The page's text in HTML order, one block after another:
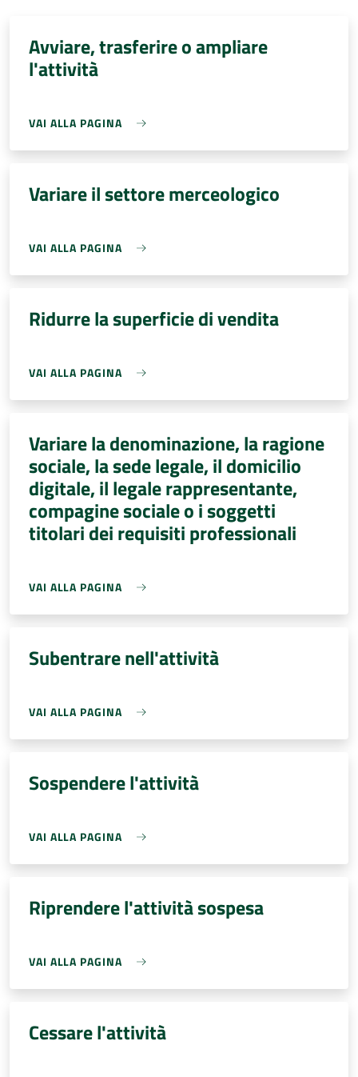
Avviare, trasferire o ampliare
l'attività
VAI ALLA PAGINA
Variare il settore merceologico
VAI ALLA PAGINA
Ridurre la superficie di vendita
VAI ALLA PAGINA
Variare la denominazione, la ragione
sociale, la sede legale, il domicilio
digitale, il legale rappresentante,
compagine sociale o i soggetti
titolari dei requisiti professionali
VAI ALLA PAGINA
Subentrare nell'attività
VAI ALLA PAGINA
Sospendere l'attività
VAI ALLA PAGINA
Riprendere l'attività sospesa
VAI ALLA PAGINA
Cessare l'attività